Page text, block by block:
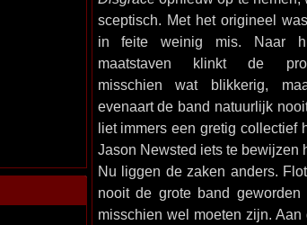
sceptisch. Met het origineel
in feite weinig mis. Naar
maatstaven klinkt de
misschien wat blikkerig,
evenaart de band natuurlijk
liet immers een gretig collectief
Jason Newsted iets te bewijzen
Nu liggen de zaken anders.
nooit de grote band
misschien wel moeten zijn.